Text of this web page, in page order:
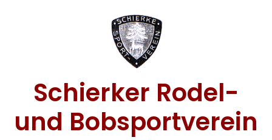
Schierker Rodel-
und Bobsportverein